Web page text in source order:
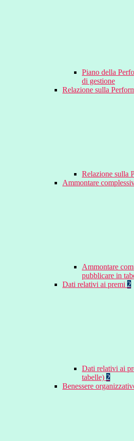
Piano della
di gestione
Relazione sulla
Relazione sulla
Ammontare
Ammontare
pubblicare in
Dati relativi ai premi 2
Dati relativi ai
tabelle) 2
Benessere